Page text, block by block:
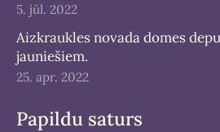
5. jūl. 2022
Aizkraukles novada domes
jauniešiem.
25. apr. 2022
Papildu saturs